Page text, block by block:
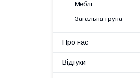
Меблі
Загальна група
Про нас
Відгуки